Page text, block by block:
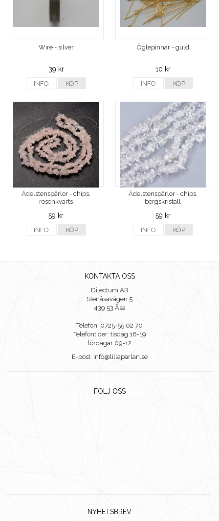
Wire - silver
39 kr
INFO KÖP
Öglepinnar - guld
10 kr
INFO KÖP
Ädelstenspärlor - chips,
rosenkvarts
59 kr
INFO KÖP
Ädelstenspärlor - chips,
bergskristall
59 kr
INFO KÖP
KONTAKTA OSS
Dilectum AB
Stenåsavägen 5
439 53 Åsa
Telefon: 0725-55 02 70
Telefontider: tisdag 16-19
lördagar 09-12
E-post: info@lillaparlan.se
FÖLJ OSS
NYHETSBREV